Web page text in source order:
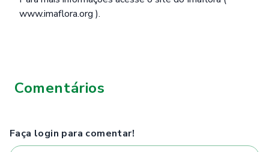
www.imaflora.org ).
Comentários
Faça login para comentar!